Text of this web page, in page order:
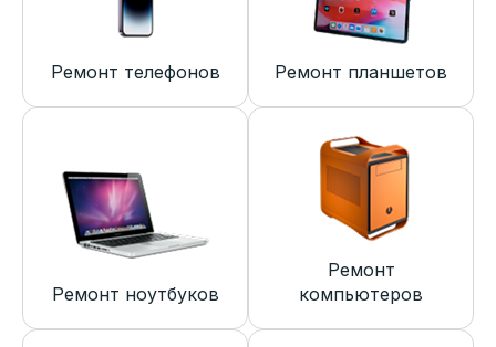
Ремонт телефонов Ремонт планшетов
Ремонт ноутбуков
Ремонт
компьютеров